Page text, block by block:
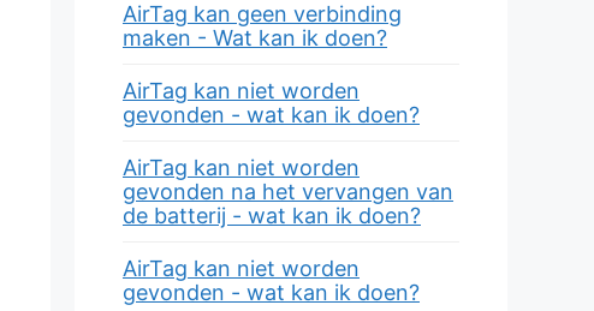
AirTag kan geen verbinding
maken - Wat kan ik doen?
AirTag kan niet worden
gevonden - wat kan ik doen?
AirTag kan niet worden
gevonden na het vervangen van
de batterij - wat kan ik doen?
AirTag kan niet worden
gevonden - wat kan ik doen?